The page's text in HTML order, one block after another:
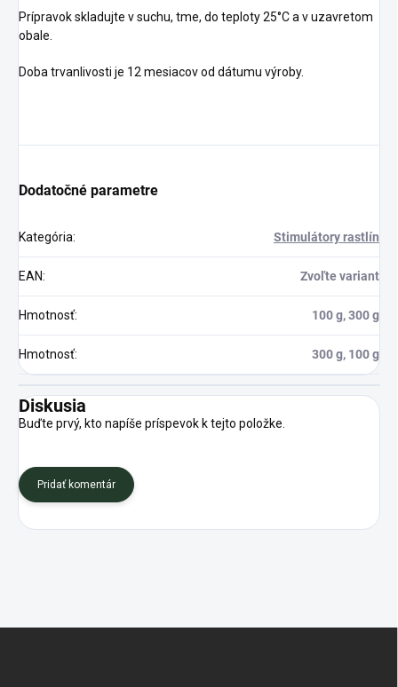
Prípravok skladujte v suchu, tme, do teploty 25°C a v uzavretom
obale.
Doba trvanlivosti je 12 mesiacov od dátumu výroby.
Dodatočné parametre
Kategória: Stimulátory rastlín
EAN: Zvoľte variant
Hmotnosť: 100 g, 300 g
Hmotnosť: 300 g, 100 g
Diskusia
Buďte prvý, kto napíše príspevok k tejto položke.
Pridať komentár